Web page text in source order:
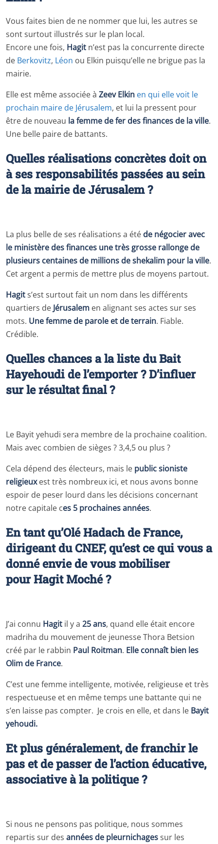
Vous faites bien de ne nommer que lui, les autres se
sont surtout illustrés sur le plan local.
Encore une fois, Hagit n’est pas la concurrente directe
de Berkovitz, Léon ou Elkin puisqu’elle ne brigue pas la
mairie.
Elle est même associée à Zeev Elkin en qui elle voit le
prochain maire de Jérusalem, et lui la pressent pour
être de nouveau la femme de fer des finances de la ville.
Une belle paire de battants.
Quelles réalisations concrètes doit on
à ses responsabilités passées au sein
de la mairie de Jérusalem ?
La plus belle de ses réalisations a été de négocier avec
le ministère des finances une très grosse rallonge de
plusieurs centaines de millions de shekalim pour la ville.
Cet argent a permis de mettre plus de moyens partout.
Hagits’est surtout fait un nom dans les différents
quartiers de Jérusalem en alignant ses actes sur ses
mots. Une femme de parole et de terrain. Fiable.
Crédible.
Quelles chances a la liste du Bait
Hayehoudi de l’emporter ? D’influer
sur le résultat final ?
Le Bayit yehudi sera membre de la prochaine coalition.
Mais avec combien de sièges ? 3,4,5 ou plus ?
Cela dépend des électeurs, mais le public sioniste
religieuxest très nombreux ici, et nous avons bonne
espoir de peser lourd dans les décisions concernant
notre capitale ces 5 prochaines années.
En tant qu’Olé Hadach de France,
dirigeant du CNEF, qu’est ce qui vous a
donné envie de vous mobiliser
pour Hagit Moché ?
J’ai connu Hagit il y a 25 ans, quand elle était encore
madriha du mouvement de jeunesse Thora Betsion
créé par le rabbin Paul Roitman. Elle connaît bien les
Olim de France.
C’est une femme intelligente, motivée, religieuse et très
respectueuse et en même temps une battante qui ne
s’en laisse pas compter. Je crois en elle, et dans le Bayit
yehoudi.
Et plus généralement, de franchir le
pas et de passer de l’action éducative,
associative à la politique ?
Si nous ne pensons pas politique, nous sommes
repartis sur des années de pleurnichagessur les